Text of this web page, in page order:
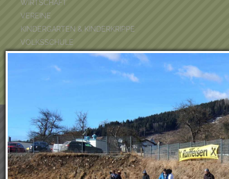
WIRTSCHAFT
VEREINE
KINDERGARTEN & KINDERKRIPPE
VOLKSSCHULE
BÜCHEREI
FEUERWEHR
Wir verwenden Cookies, um unsere Webseite für Sie
benutzerfreundlich zu gestalten. Wenn Sie fortfahren,
an, dass Sie mit der Verwendung von Cookies auf
einverstanden sind.
Weitere Informationen:Datenschutzerklärung/Cookie-
Bestätigen